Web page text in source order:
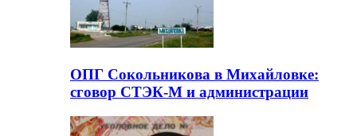
ОПГ Сокольникова в Михайловке:
сговор СТЭК-М и администрации